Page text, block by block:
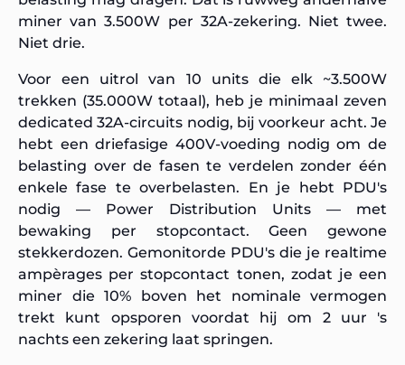
miner van 3.500W per 32A-zekering. Niet twee.
Niet drie.
Voor een uitrol van 10 units die elk ~3.500W
trekken (35.000W totaal), heb je minimaal zeven
dedicated 32A-circuits nodig, bij voorkeur acht. Je
hebt een driefasige 400V-voeding nodig om de
belasting over de fasen te verdelen zonder één
enkele fase te overbelasten. En je hebt PDU's
nodig — Power Distribution Units — met
bewaking per stopcontact. Geen gewone
stekkerdozen. Gemonitorde PDU's die je realtime
ampèrages per stopcontact tonen, zodat je een
miner die 10% boven het nominale vermogen
trekt kunt opsporen voordat hij om 2 uur 's
nachts een zekering laat springen.